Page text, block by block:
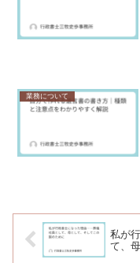
業務について
私が
て、